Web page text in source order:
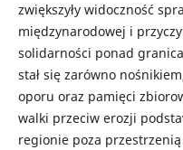
zwiększyły widoczność
międzynarodowej i
solidarności ponad
stał się zarówno
oporu oraz pamięci
walki przeciw erozji
regionie poza